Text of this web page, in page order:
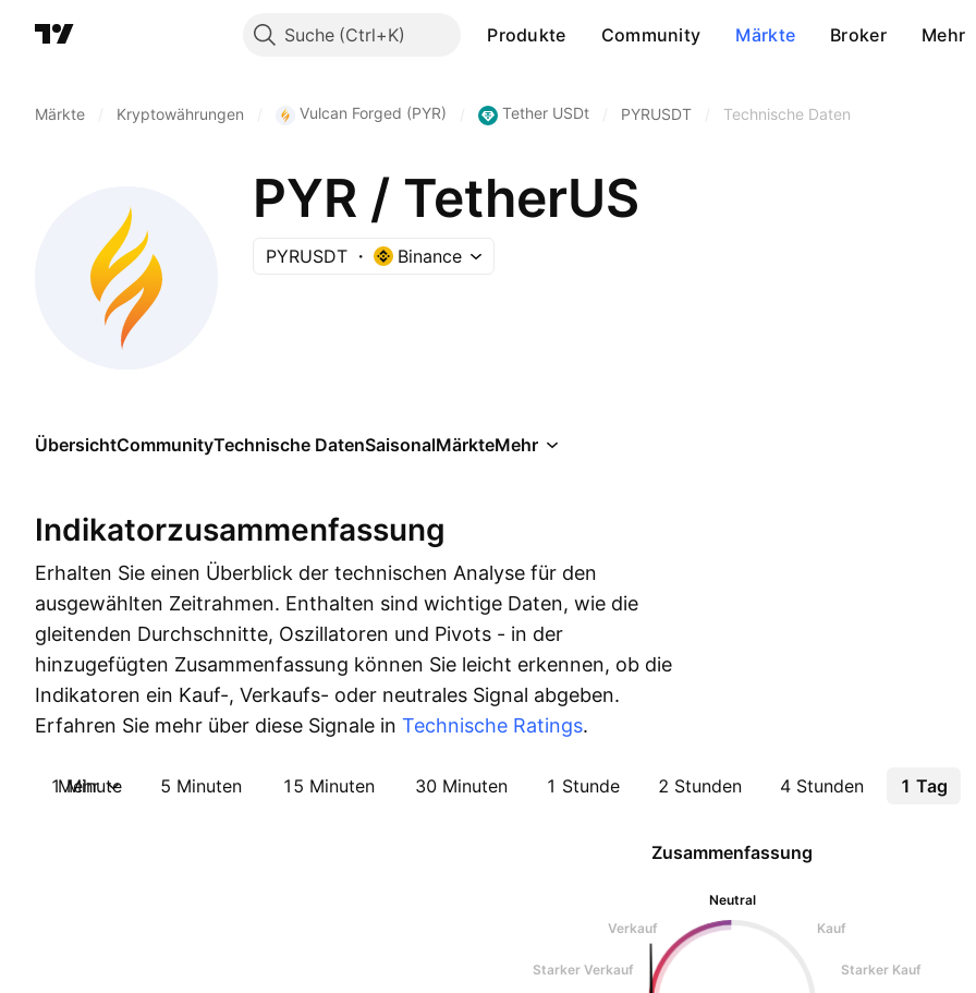
Suche Produkte Community Märkte Broker Mehr
Märkte Kryptowährungen Vulcan Forged (PYR) Tether USDt PYRUSDT Technische Daten
PYR / TetherUS
PYRUSDT Binance
ÜbersichtCommunityTechnische DatenSaisonalMärkteMehr
Indikatorzusammenfassung
Erhalten Sie einen Überblick der technischen Analyse für den
ausgewählten Zeitrahmen. Enthalten sind wichtige Daten, wie die
gleitenden Durchschnitte, Oszillatoren und Pivots - in der
hinzugefügten Zusammenfassung können Sie leicht erkennen, ob die
Indikatoren ein Kauf-, Verkaufs- oder neutrales Signal abgeben.
Erfahren Sie mehr über diese Signale in Technische Ratings.
1 Minute 5 Minuten 15 Minuten 30 Minuten 1 Stunde 2 Stunden 4 Stunden 1 Tag
Mehr
Zusammenfassung
Neutral
Verkauf
Kauf
Starker Verkauf Starker Kauf